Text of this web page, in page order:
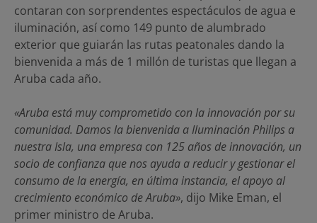
contaran con sorprendentes espectáculos de agua e
iluminación, así como 149 punto de alumbrado
exterior que guiarán las rutas peatonales dando la
bienvenida a más de 1 millón de turistas que llegan a
Aruba cada año.
«Aruba está muy comprometido con la innovación por su
comunidad. Damos la bienvenida a Iluminación Philips a
nuestra Isla, una empresa con 125 años de innovación, un
socio de confianza que nos ayuda a reducir y gestionar el
consumo de la energía, en última instancia, el apoyo al
crecimiento económico de Aruba», dijo Mike Eman, el
primer ministro de Aruba.